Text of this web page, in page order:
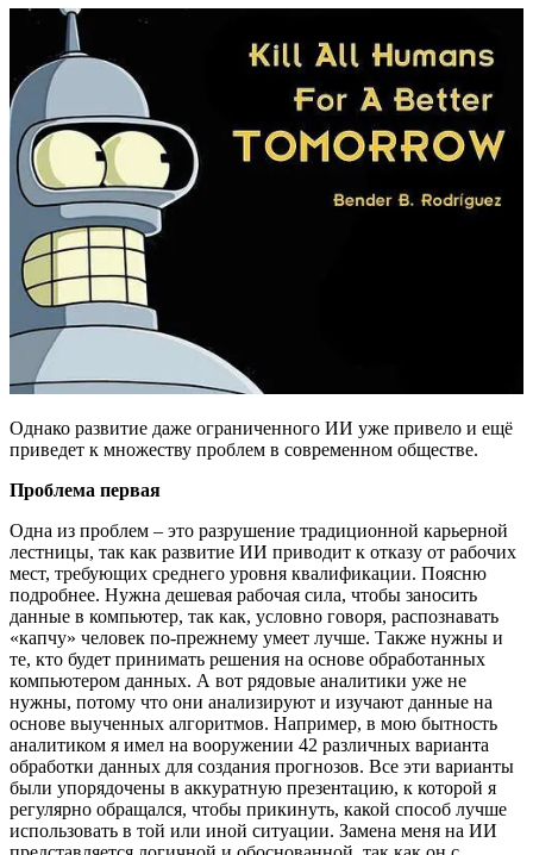
Однако развитие даже ограниченного ИИ уже привело и ещё
приведет к множеству проблем в современном обществе.
Проблема первая
Одна из проблем – это разрушение традиционной карьерной
лестницы, так как развитие ИИ приводит к отказу от рабочих
мест, требующих среднего уровня квалификации. Поясню
подробнее. Нужна дешевая рабочая сила, чтобы заносить
данные в компьютер, так как, условно говоря, распознавать
«капчу» человек по-прежнему умеет лучше. Также нужны и
те, кто будет принимать решения на основе обработанных
компьютером данных. А вот рядовые аналитики уже не
нужны, потому что они анализируют и изучают данные на
основе выученных алгоритмов. Например, в мою бытность
аналитиком я имел на вооружении 42 различных варианта
обработки данных для создания прогнозов. Все эти варианты
были упорядочены в аккуратную презентацию, к которой я
регулярно обращался, чтобы прикинуть, какой способ лучше
использовать в той или иной ситуации. Замена меня на ИИ